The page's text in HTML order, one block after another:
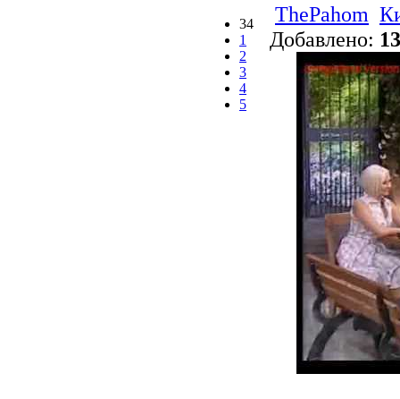
34
1
2
3
4
5
ThePahom
Добавлено: